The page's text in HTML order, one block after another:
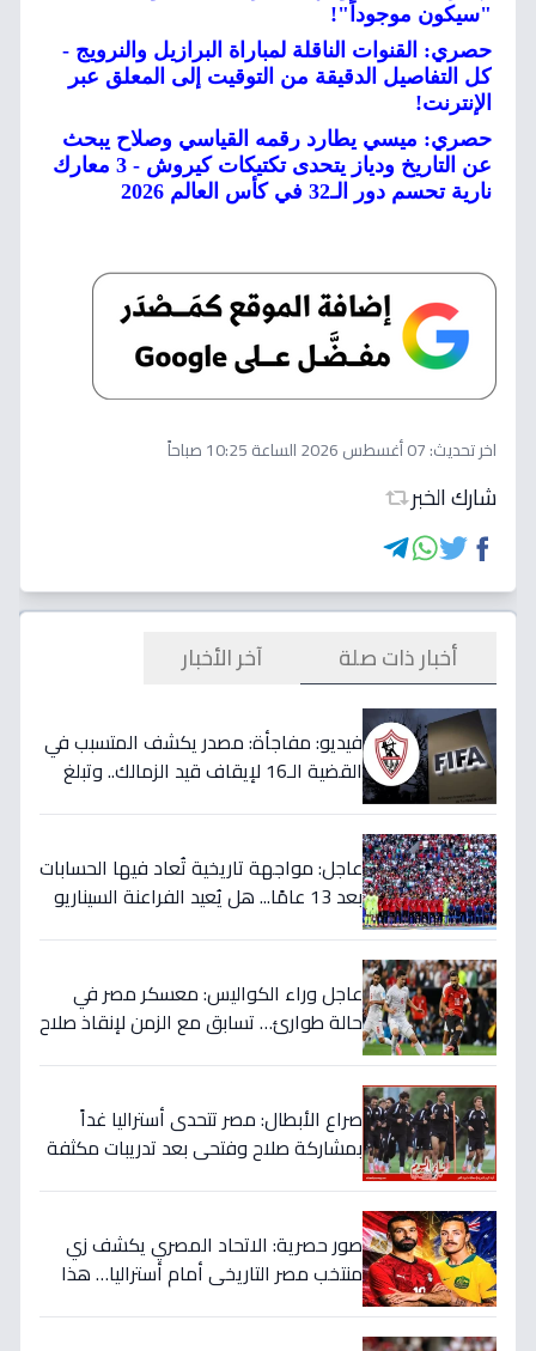
"سيكون موجوداً"!
حصري: القنوات الناقلة لمباراة البرازيل والنرويج -
كل التفاصيل الدقيقة من التوقيت إلى المعلق عبر
الإنترنت!
حصري: ميسي يطارد رقمه القياسي وصلاح يبحث
عن التاريخ ودياز يتحدى تكتيكات كيروش - 3 معارك
نارية تحسم دور الـ32 في كأس العالم 2026
اخر تحديث:07 أغسطس 2026 الساعة 10:25 صباحاً
شارك الخبر
أخبار ذات صلة آخر الأخبار
فيديو: مفاجأة: مصدر يكشف المتسبب في
القضية الـ16 لإيقاف قيد الزمالك.. وتبلغ
عاجل: مواجهة تاريخية تُعاد فيها الحسابات
بعد 13 عامًا... هل يُعيد الفراعنة السيناريو
عاجل وراء الكواليس: معسكر مصر في
حالة طوارئ… تسابق مع الزمن لإنقاذ صلاح
صراع الأبطال: مصر تتحدى أستراليا غداً
بمشاركة صلاح وفتحي بعد تدريبات مكثفة
صور حصرية: الاتحاد المصري يكشف زي
منتخب مصر التاريخي أمام أستراليا… هذا